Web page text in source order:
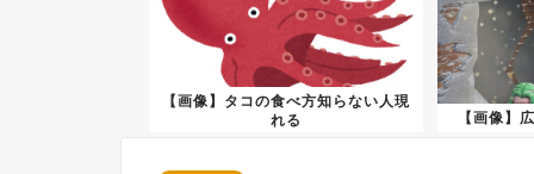
【画像】タコの食べ方知らない人現
れる
【画像】